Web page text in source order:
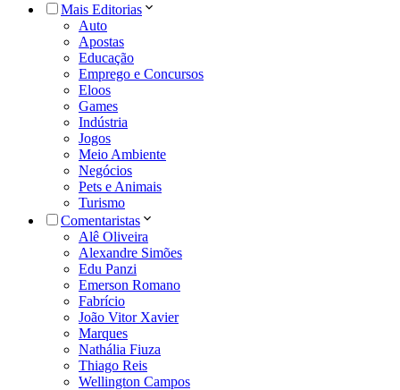
Mais Editorias
Auto
Apostas
Educação
Emprego e Concursos
Eloos
Games
Indústria
Jogos
Meio Ambiente
Negócios
Pets e Animais
Turismo
Comentaristas
Alê Oliveira
Alexandre Simões
Edu Panzi
Emerson Romano
Fabrício
João Vitor Xavier
Marques
Nathália Fiuza
Thiago Reis
Wellington Campos